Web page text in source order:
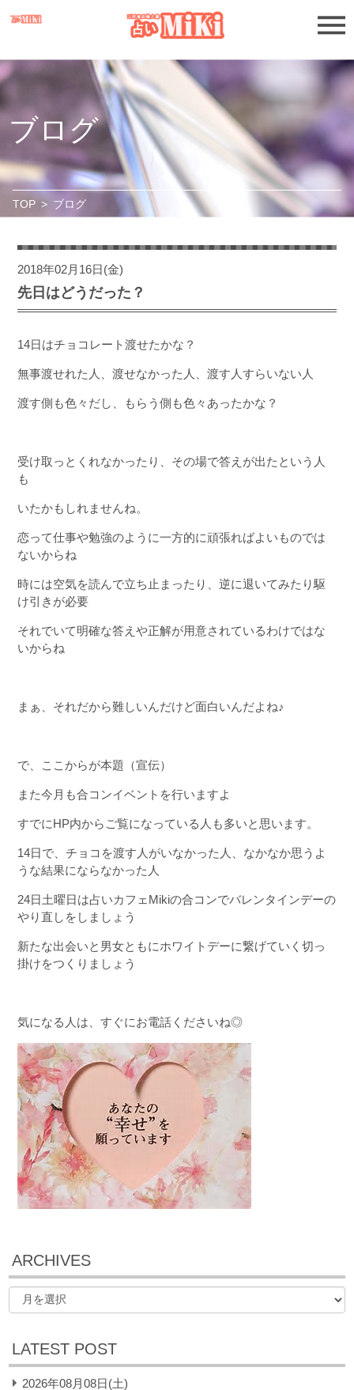
ブログ
TOP > ブログ
2018年02月16日(金)
先日はどうだった？
14日はチョコレート渡せたかな？
無事渡せれた人、渡せなかった人、渡す人すらいない人
渡す側も色々だし、もらう側も色々あったかな？
受け取っとくれなかったり、その場で答えが出たという人
も
いたかもしれませんね。
恋って仕事や勉強のように一方的に頑張ればよいものでは
ないからね
時には空気を読んで立ち止まったり、逆に退いてみたり駆
け引きが必要
それでいて明確な答えや正解が用意されているわけではな
いからね
まぁ、それだから難しいんだけど面白いんだよね♪
で、ここからが本題（宣伝）
また今月も合コンイベントを行いますよ
すでにHP内からご覧になっている人も多いと思います。
14日で、チョコを渡す人がいなかった人、なかなか思うよ
うな結果にならなかった人
24日土曜日は占いカフェMikiの合コンでバレンタインデーの
やり直しをしましょう
新たな出会いと男女ともにホワイトデーに繋げていく切っ
掛けをつくりましょう
気になる人は、すぐにお電話くださいね◎
ARCHIVES
LATEST POST
2026年08月08日(土)